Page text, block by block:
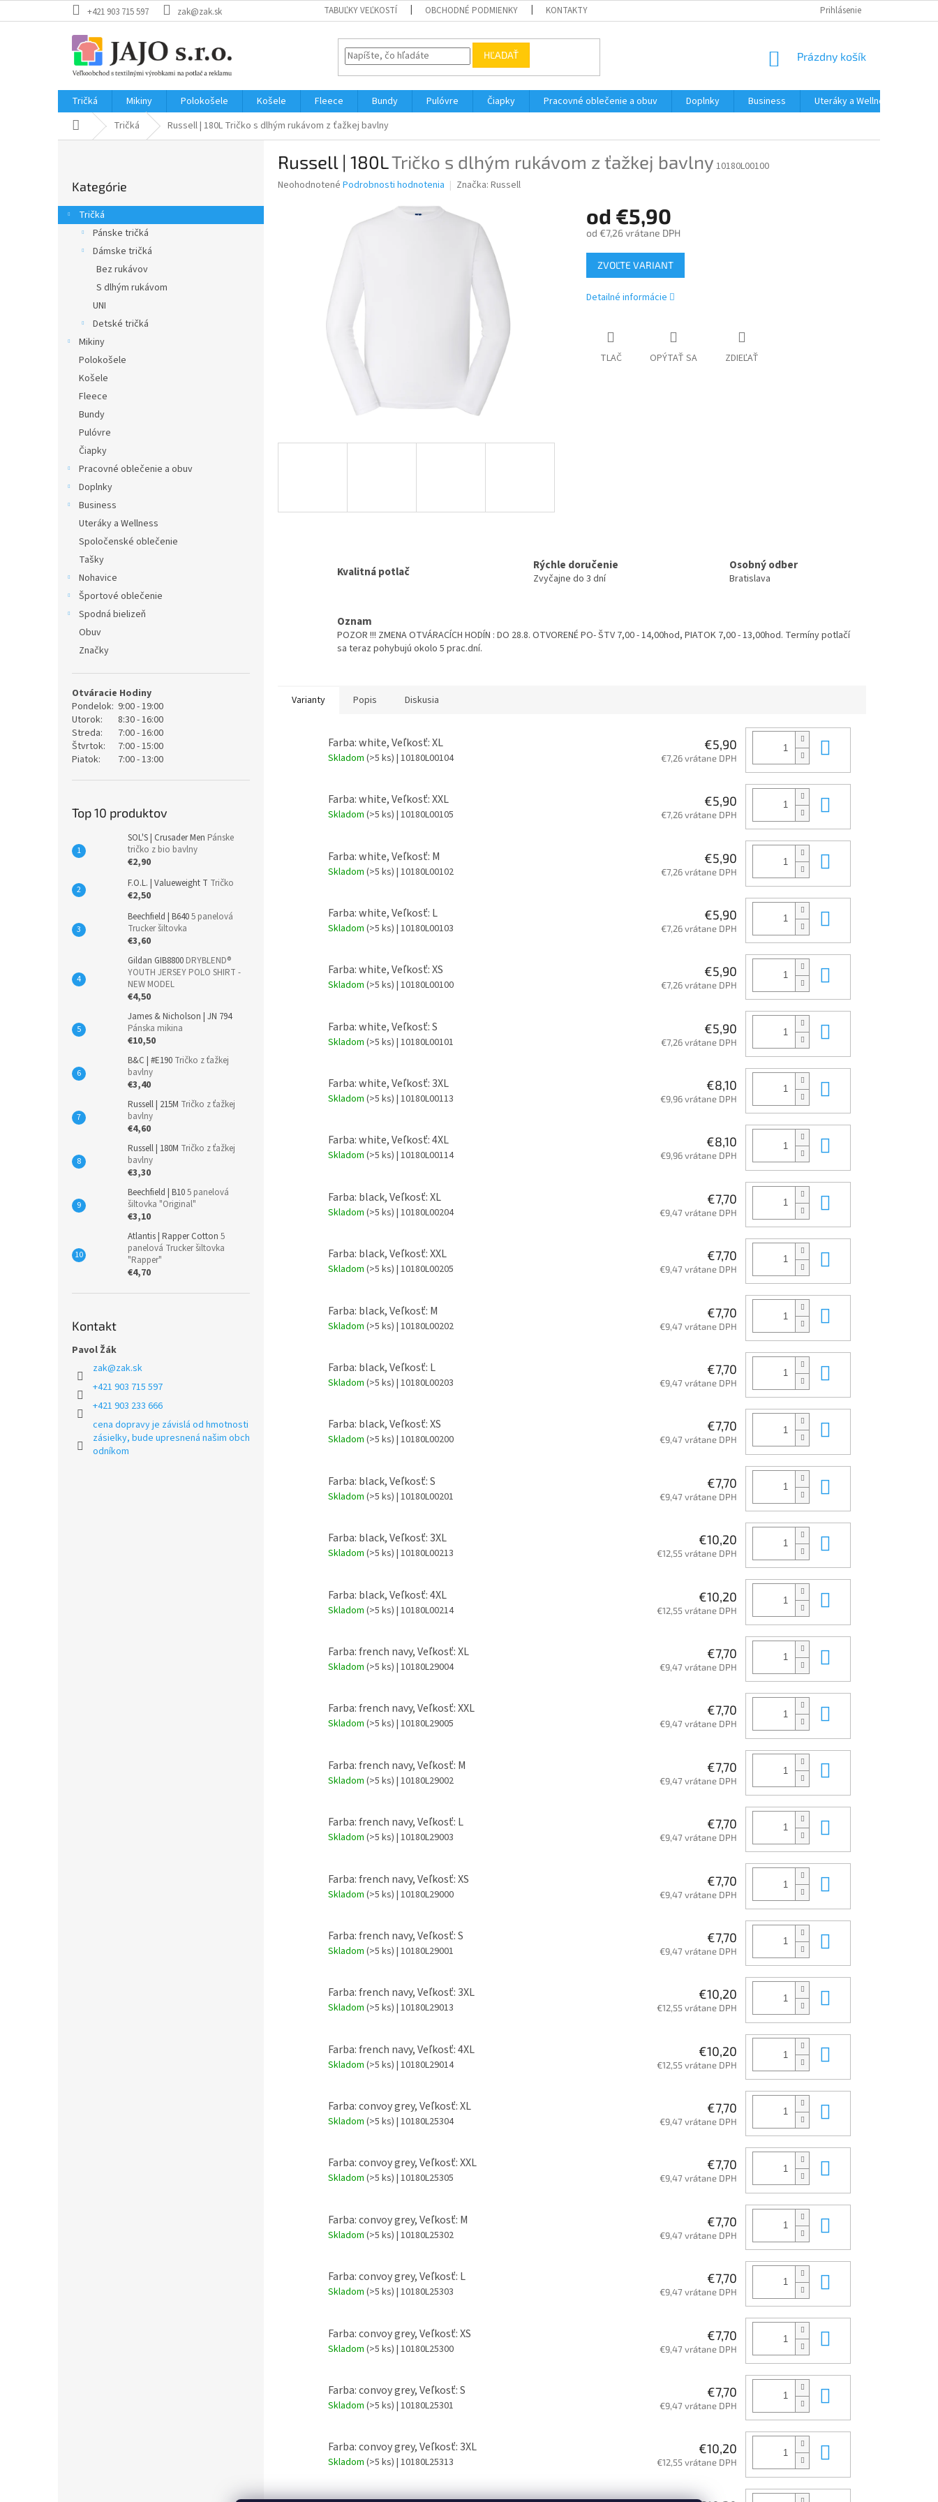
na
+421 903 715 597 zak@zak.sk TABUĽKY VEĽKOSTÍ OBCHODNÉ PODMIENKY KONTAKTY Prihlásenie
HĽADAŤ
NÁKUPNÝ
Prázdny košík
Tričká Mikiny Polokošele Košele Fleece Bundy Pulóvre Čiapky Pracovné oblečenie a obuv Doplnky Business Uteráky a Wellness
Domov Tričká Russell | 180L Tričko s dlhým rukávom z ťažkej bavlny
ý
p
kategórie
Kategórie
Tričká
Pánske tričká
Dámske tričká
Bez rukávov
S dlhým rukávom
UNI
Detské tričká
Mikiny
Polokošele
Košele
Fleece
Bundy
Pulóvre
Čiapky
Pracovné oblečenie a obuv
Doplnky
Business
Uteráky a Wellness
Spoločenské oblečenie
Tašky
Nohavice
Športové oblečenie
Spodná bielizeň
Obuv
Značky
Otváracie Hodiny
Pondelok: 9:00 - 19:00
Utorok:
8:30 - 16:00
Streda:
7:00 - 16:00
Štvrtok:
7:00 - 15:00
Piatok:
7:00 - 13:00
Top 10 produktov
SOL'S | Crusader Men Pánske
tričko z bio bavlny
€2,90
F.O.L. | Valueweight T Tričko
€2,50
Beechfield | B6405 panelová
Trucker šiltovka
€3,60
Gildan GIB8800 DRYBLEND®
YOUTH JERSEY POLO SHIRT -
NEW MODEL
€4,50
James & Nicholson | JN 794
Pánska mikina
€10,50
B&C | #E190 Tričko z ťažkej
bavlny
€3,40
Russell | 215M Tričko z ťažkej
bavlny
€4,60
Russell | 180M Tričko z ťažkej
bavlny
€3,30
Beechfield | B105 panelová
šiltovka "Original"
€3,10
Atlantis | Rapper Cotton 5
panelová Trucker šiltovka
"Rapper"
€4,70
Kontakt
Pavol Žák
zak@zak.sk
+421 903 715 597
+421 903 233 666
cena dopravy je závislá od hmotnosti
zásielky, bude upresnená našim obch
odníkom
Russell | 180LTričko s dlhým rukávom z ťažkej bavlny 10180L00100
Priemerné
Neohodnotené Podrobnosti hodnotenia Značka: Russell
od €5,90
od €7,26vrátane DPH
Jednotková
cena:
ZVOĽTE VARIANT
Detailné informácie
TLAČ OPÝTAŤ SA ZDIEĽAŤ
Kvalitná potlač Rýchle doručenie
Zvyčajne do 3 dní
Osobný odber
Bratislava
Oznam
POZOR !!! ZMENA OTVÁRACÍCH HODÍN : DO 28.8. OTVORENÉ PO- ŠTV 7,00 - 14,00hod, PIATOK 7,00 - 13,00hod. Termíny potlačí
sa teraz pohybujú okolo 5 prac.dní.
Varianty Popis Diskusia
Farba: white, Veľkosť: XL
Skladom (>5 ks) | 10180L00104
€5,90
€7,26 vrátane DPH
Farba: white, Veľkosť: XXL
Skladom (>5 ks) | 10180L00105
€5,90
€7,26 vrátane DPH
Farba: white, Veľkosť: M
Skladom (>5 ks) | 10180L00102
€5,90
€7,26 vrátane DPH
Farba: white, Veľkosť: L
Skladom (>5 ks) | 10180L00103
€5,90
€7,26 vrátane DPH
Farba: white, Veľkosť: XS
Skladom (>5 ks) | 10180L00100
€5,90
€7,26 vrátane DPH
Farba: white, Veľkosť: S
Skladom (>5 ks) | 10180L00101
€5,90
€7,26 vrátane DPH
Farba: white, Veľkosť: 3XL
Skladom (>5 ks) | 10180L00113
€8,10
€9,96 vrátane DPH
Farba: white, Veľkosť: 4XL
Skladom (>5 ks) | 10180L00114
€8,10
€9,96 vrátane DPH
Farba: black, Veľkosť: XL
Skladom (>5 ks) | 10180L00204
€7,70
€9,47 vrátane DPH
Farba: black, Veľkosť: XXL
Skladom (>5 ks) | 10180L00205
€7,70
€9,47 vrátane DPH
Farba: black, Veľkosť: M
Skladom (>5 ks) | 10180L00202
€7,70
€9,47 vrátane DPH
Farba: black, Veľkosť: L
Skladom (>5 ks) | 10180L00203
€7,70
€9,47 vrátane DPH
Farba: black, Veľkosť: XS
Skladom (>5 ks) | 10180L00200
€7,70
€9,47 vrátane DPH
Farba: black, Veľkosť: S
Skladom (>5 ks) | 10180L00201
€7,70
€9,47 vrátane DPH
Farba: black, Veľkosť: 3XL
Skladom (>5 ks) | 10180L00213
€10,20
€12,55 vrátane DPH
Farba: black, Veľkosť: 4XL
Skladom (>5 ks) | 10180L00214
€10,20
€12,55 vrátane DPH
Farba: french navy, Veľkosť: XL
Skladom (>5 ks) | 10180L29004
€7,70
€9,47 vrátane DPH
Farba: french navy, Veľkosť: XXL
Skladom (>5 ks) | 10180L29005
€7,70
€9,47 vrátane DPH
Farba: french navy, Veľkosť: M
Skladom (>5 ks) | 10180L29002
€7,70
€9,47 vrátane DPH
Farba: french navy, Veľkosť: L
Skladom (>5 ks) | 10180L29003
€7,70
€9,47 vrátane DPH
Farba: french navy, Veľkosť: XS
Skladom (>5 ks) | 10180L29000
€7,70
€9,47 vrátane DPH
Farba: french navy, Veľkosť: S
Skladom (>5 ks) | 10180L29001
€7,70
€9,47 vrátane DPH
Farba: french navy, Veľkosť: 3XL
Skladom (>5 ks) | 10180L29013
€10,20
€12,55 vrátane DPH
Farba: french navy, Veľkosť: 4XL
Skladom (>5 ks) | 10180L29014
€10,20
€12,55 vrátane DPH
Farba: convoy grey, Veľkosť: XL
Skladom (>5 ks) | 10180L25304
€7,70
€9,47 vrátane DPH
Farba: convoy grey, Veľkosť: XXL
Skladom (>5 ks) | 10180L25305
€7,70
€9,47 vrátane DPH
Farba: convoy grey, Veľkosť: M
Skladom (>5 ks) | 10180L25302
€7,70
€9,47 vrátane DPH
Farba: convoy grey, Veľkosť: L
Skladom (>5 ks) | 10180L25303
€7,70
€9,47 vrátane DPH
Farba: convoy grey, Veľkosť: XS
Skladom (>5 ks) | 10180L25300
€7,70
€9,47 vrátane DPH
Farba: convoy grey, Veľkosť: S
Skladom (>5 ks) | 10180L25301
€7,70
€9,47 vrátane DPH
Farba: convoy grey, Veľkosť: 3XL
Skladom (>5 ks) | 10180L25313
€10,20
€12,55 vrátane DPH